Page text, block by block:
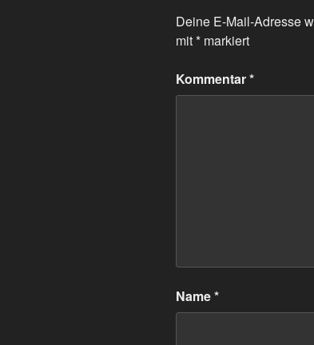
Deine E-Mail-Adresse
mit* markiert
Kommentar*
Name*